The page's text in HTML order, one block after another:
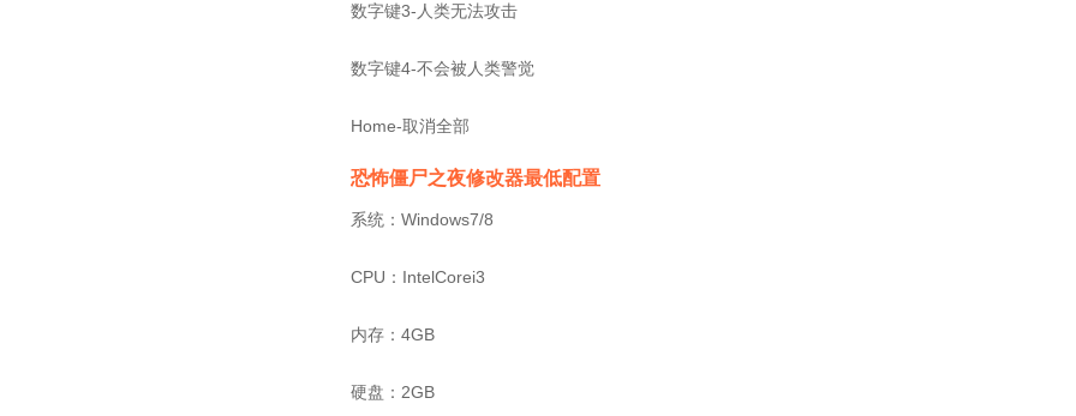
数字键3-人类无法攻击
数字键4-不会被人类警觉
Home-取消全部
恐怖僵尸之夜修改器最低配置
系统：Windows7/8
CPU：IntelCorei3
内存：4GB
硬盘：2GB